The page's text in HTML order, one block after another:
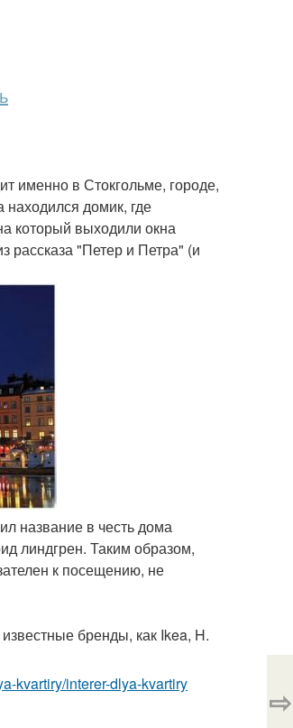
именно в Стокгольме, городе,
домик, где
который выходили окна
рассказа "Петер и Петра" (и
название в честь дома
линдгрен. Таким образом,
к посещению, не
бренды, как Ikea, H.
kvartiry/interer-dlya-kvartiry ⇨